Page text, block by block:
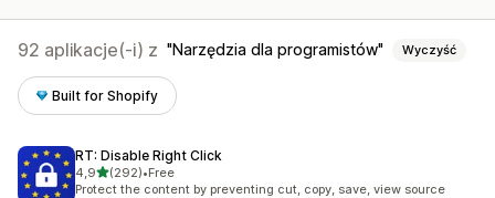
92 aplikacje(-i) z Narzędzia dla programistów Wyczyść
Built for Shopify
RT: Disable Right Click
4,9na 5 gwiazdek
(292)
Łączna liczba recenzji: 292
•Free
Protect the content by preventing cut, copy, save, view source